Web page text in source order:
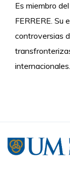
Es miembro
FERRERE. Su
controversias
internacionales.